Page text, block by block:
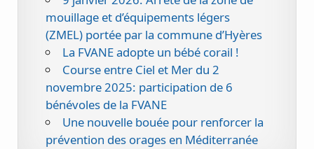
mouillage et d’équipements légers
(ZMEL) portée par la commune d’Hyères
La FVANE adopte un bébé corail !
Course entre Ciel et Mer du 2
novembre 2025: participation de 6
bénévoles de la FVANE
Une nouvelle bouée pour renforcer la
prévention des orages en Méditerranée